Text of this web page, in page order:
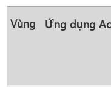
Vùng Ứng dụng